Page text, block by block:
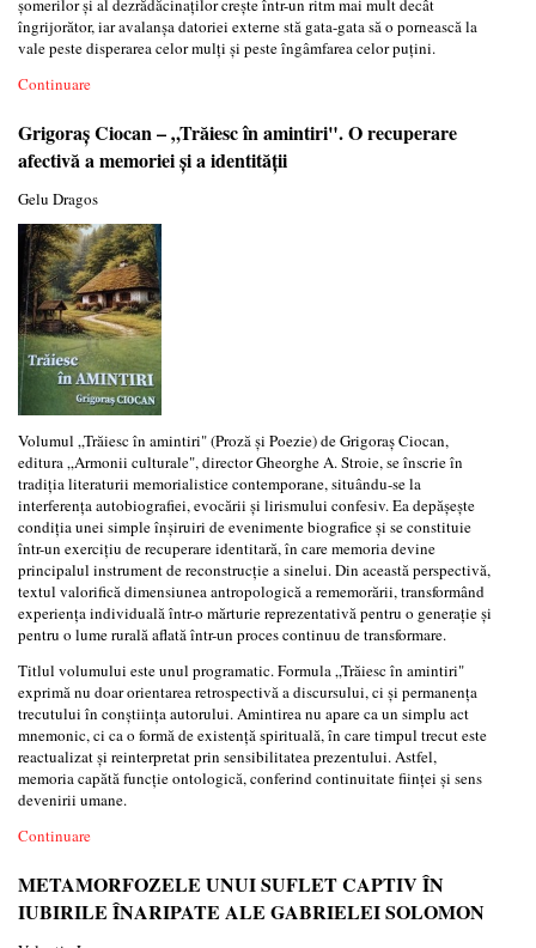
șomerilor și al dezrădăcinaților crește într-un ritm mai mult decât
îngrijorător, iar avalanșa datoriei externe stă gata-gata să o pornească la
vale peste disperarea celor mulți și peste îngâmfarea celor puțini.
Continuare
Grigoraș Ciocan – „Trăiesc în amintiri". O recuperare
afectivă a memoriei și a identității
Gelu Dragos
Volumul „Trăiesc în amintiri" (Proză și Poezie) de Grigoraș Ciocan,
editura „Armonii culturale", director Gheorghe A. Stroie, se înscrie în
tradiția literaturii memorialistice contemporane, situându-se la
interferența autobiografiei, evocării și lirismului confesiv. Ea depășește
condiția unei simple înșiruiri de evenimente biografice și se constituie
într-un exercițiu de recuperare identitară, în care memoria devine
principalul instrument de reconstrucție a sinelui. Din această perspectivă,
textul valorifică dimensiunea antropologică a rememorării, transformând
experiența individuală într-o mărturie reprezentativă pentru o generație și
pentru o lume rurală aflată într-un proces continuu de transformare.
Titlul volumului este unul programatic. Formula „Trăiesc în amintiri"
exprimă nu doar orientarea retrospectivă a discursului, ci și permanența
trecutului în conștiința autorului. Amintirea nu apare ca un simplu act
mnemonic, ci ca o formă de existență spirituală, în care timpul trecut este
reactualizat și reinterpretat prin sensibilitatea prezentului. Astfel,
memoria capătă funcție ontologică, conferind continuitate ființei și sens
devenirii umane.
Continuare
METAMORFOZELE UNUI SUFLET CAPTIV ÎN
IUBIRILE ÎNARIPATE ALE GABRIELEI SOLOMON